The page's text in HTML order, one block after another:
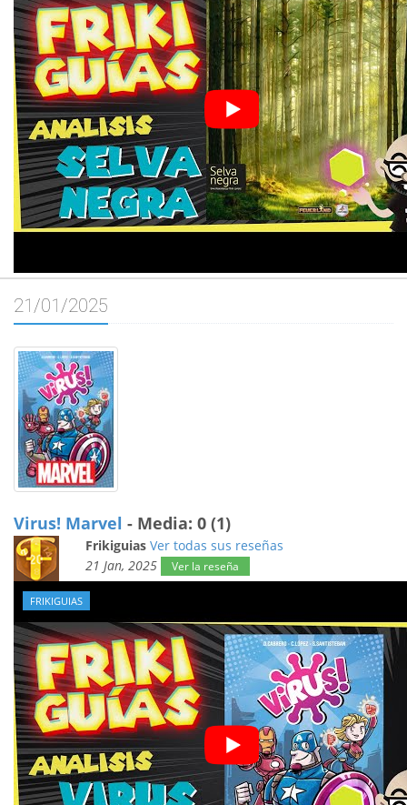
21/01/2025
Virus! Marvel - Media: 0 (1)
Frikiguias Ver todas sus reseñas
21 Jan, 2025
Ver la reseña
FRIKIGUIAS